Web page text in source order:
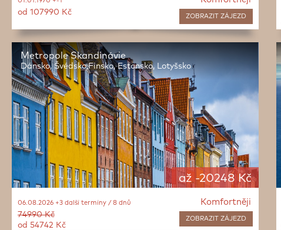
ZOBRAZIT ZÁJEZD
od 107990 Kč
až -20248 Kč
Metropole Skandinávie
Dánsko, Švédsko,Finsko, Estonsko, Lotyšsko
Komfortněji
ZOBRAZIT ZÁJEZD
06.08.2026 +3 další termíny / 8 dnů
74990 Kč
od 54742 Kč